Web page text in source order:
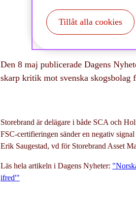
Den 8 maj publicerade Dagens
skarp kritik mot svenska skogsbolag
Storebrand är delägare i både SCA och
FSC-certifieringen sänder en negativ
Erik Saugestad, vd för Storebrand Asset
Läs hela artikeln i Dagens Nyheter:
ifred'"
Tillåt alla cookies